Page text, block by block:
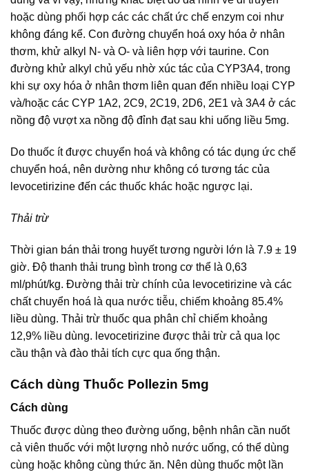
hoặc dùng phối hợp các các chất ức chế enzym coi như
không đáng kể. Con đường chuyển hoá oxy hóa ở nhân
thơm, khử alkyl N- và O- và liên hợp với taurine. Con
đường khử alkyl chủ yếu nhờ xúc tác của CYP3A4, trong
khi sự oxy hóa ở nhân thơm liên quan đến nhiều loại CYP
và/hoặc các CYP 1A2, 2C9, 2C19, 2D6, 2E1 và 3A4 ở các
nồng độ vượt xa nồng độ đỉnh đạt sau khi uống liều 5mg.
Do thuốc ít được chuyển hoá và không có tác dụng ức chế
chuyển hoá, nên dường như không có tương tác của
levocetirizine đến các thuốc khác hoặc ngược lại.
Thải trừ
Thời gian bán thải trong huyết tương người lớn là 7.9 ± 19
giờ. Độ thanh thải trung bình trong cơ thể là 0,63
ml/phút/kg. Đường thải trừ chính của levocetirizine và các
chất chuyển hoá là qua nước tiễu, chiếm khoảng 85.4%
liều dùng. Thải trừ thuốc qua phân chỉ chiếm khoảng
12,9% liều dùng. levocetirizine được thải trừ cả qua lọc
cầu thận và đào thải tích cực qua ống thận.
Cách dùng Thuốc Pollezin 5mg
Cách dùng
Thuốc được dùng theo đường uống, bệnh nhân cần nuốt
cả viên thuốc với một lượng nhỏ nước uống, có thể dùng
cùng hoặc không cùng thức ăn. Nên dùng thuốc một lần